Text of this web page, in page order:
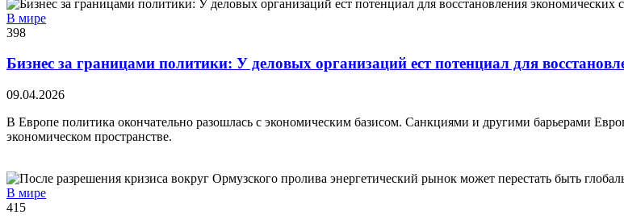
В мире
398
Бизнес за границами политики: У деловых организаций ест потенциал для
09.04.2026
В Европе политика окончательно разошлась с экономическим базисом. Санкциями и другими барьерами
экономическом пространстве.
В мире
415